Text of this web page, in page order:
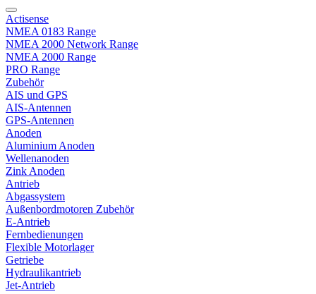
Actisense
NMEA 0183 Range
NMEA 2000 Network Range
NMEA 2000 Range
PRO Range
Zubehör
AIS und GPS
AIS-Antennen
GPS-Antennen
Anoden
Aluminium Anoden
Wellenanoden
Zink Anoden
Antrieb
Abgassystem
Außenbordmotoren Zubehör
E-Antrieb
Fernbedienungen
Flexible Motorlager
Getriebe
Hydraulikantrieb
Jet-Antrieb